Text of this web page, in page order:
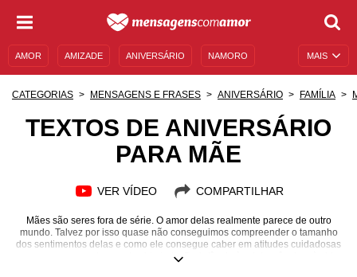
MAIS
AMOR AMIZADE ANIVERSÁRIO NAMORO
MENSAGENS DE ANIVERSÁRIO
CATEGORIAS MENSAGENS E FRASES ANIVERSÁRIO FAMÍLIA
TEXTOS DE ANIVERSÁRIO
PARA MÃE
VER VÍDEO COMPARTILHAR
Mães são seres fora de série. O amor delas realmente parece de outro
mundo. Talvez por isso quase não conseguimos compreender o tamanho
dos sentimentos delas e como ele consegue caber em atitudes cuidadosas
que nos acompanham pela vida toda. Da infância à adolescência e à vida